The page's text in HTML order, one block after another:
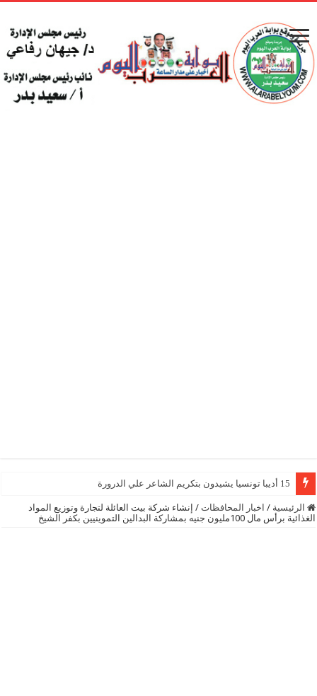
15 أديبا تونسيا يشيدون بتكريم الشاعر علي الدرورة
الرئيسية / اخبار المحافظات /
إنشاء شركة بيت العائلة لتجارة وتوزيع المواد
الغذائية برأس مال 100مليون جنيه بمشاركة البدالين التموينيين بكفر الشيخ